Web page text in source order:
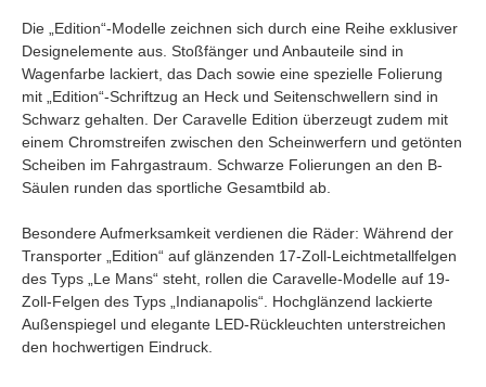
Die „Edition“-Modelle zeichnen sich durch eine Reihe exklusiver
Designelemente aus. Stoßfänger und Anbauteile sind in
Wagenfarbe lackiert, das Dach sowie eine spezielle Folierung
mit „Edition“-Schriftzug an Heck und Seitenschwellern sind in
Schwarz gehalten. Der Caravelle Edition überzeugt zudem mit
einem Chromstreifen zwischen den Scheinwerfern und getönten
Scheiben im Fahrgastraum. Schwarze Folierungen an den B-
Säulen runden das sportliche Gesamtbild ab.
Besondere Aufmerksamkeit verdienen die Räder: Während der
Transporter „Edition“ auf glänzenden 17-Zoll-Leichtmetallfelgen
des Typs „Le Mans“ steht, rollen die Caravelle-Modelle auf 19-
Zoll-Felgen des Typs „Indianapolis“. Hochglänzend lackierte
Außenspiegel und elegante LED-Rückleuchten unterstreichen
den hochwertigen Eindruck.